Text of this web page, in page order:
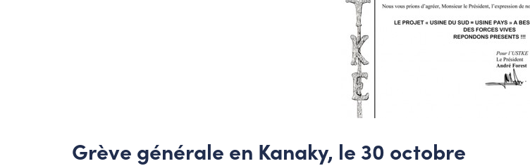
Grève générale en Kanaky, le 30 octobre